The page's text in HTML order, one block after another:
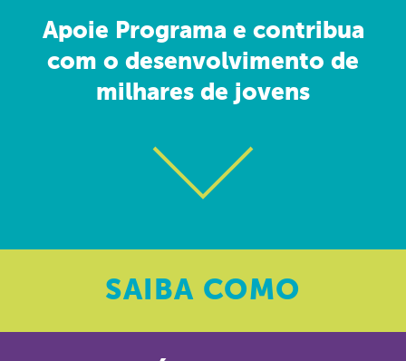
Apoie Programa e contribua
com o desenvolvimento de
milhares de jovens
SAIBA COMO